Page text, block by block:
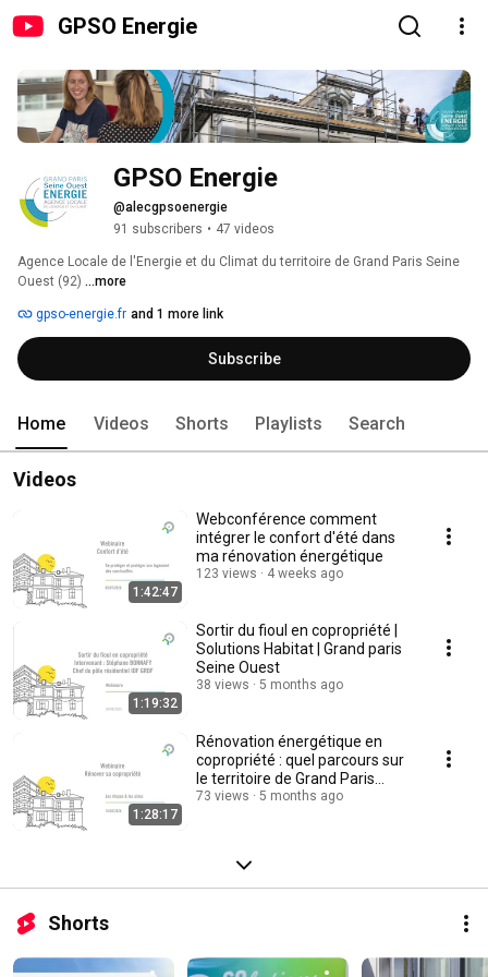
GPSO Energie
GPSO Energie
@alecgpsoenergie
91 subscribers • 47 videos
Agence Locale de l'Energie et du Climat du territoire de Grand Paris Seine
Ouest (92) ...more
gpso-energie.fr and 1 more link
Subscribe
Home Videos Shorts Playlists Search
Videos
1:42:47
Webconférence comment
intégrer le confort d'été dans
ma rénovation énergétique
123 views 4 weeks ago
1:19:32
Sortir du fioul en copropriété |
Solutions Habitat | Grand paris
Seine Ouest
38 views 5 months ago
1:28:17
Rénovation énergétique en
copropriété : quel parcours sur
le territoire de Grand Paris
Seine Ouest
73 views 5 months ago
Shorts